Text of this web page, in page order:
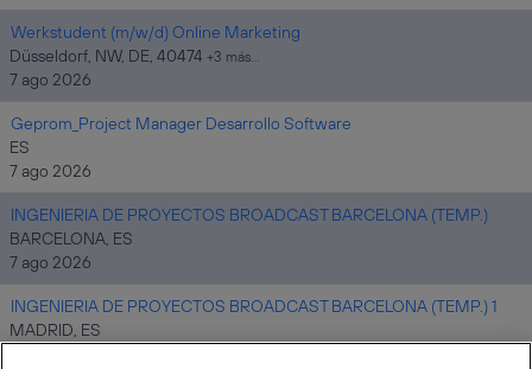
Werkstudent (m/w/d) Online Marketing
Düsseldorf, NW, DE, 40474 +3 más…
7 ago 2026
Geprom_Project Manager Desarrollo Software
ES
7 ago 2026
INGENIERIA DE PROYECTOS BROADCAST BARCELONA (TEMP.)
BARCELONA, ES
7 ago 2026
INGENIERIA DE PROYECTOS BROADCAST BARCELONA (TEMP.) 1
MADRID, ES